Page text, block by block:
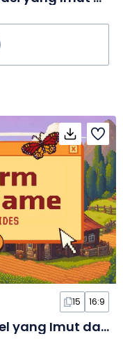
15 16:9
Permainan Panen Farm Pixel yang Imut dalam Slide